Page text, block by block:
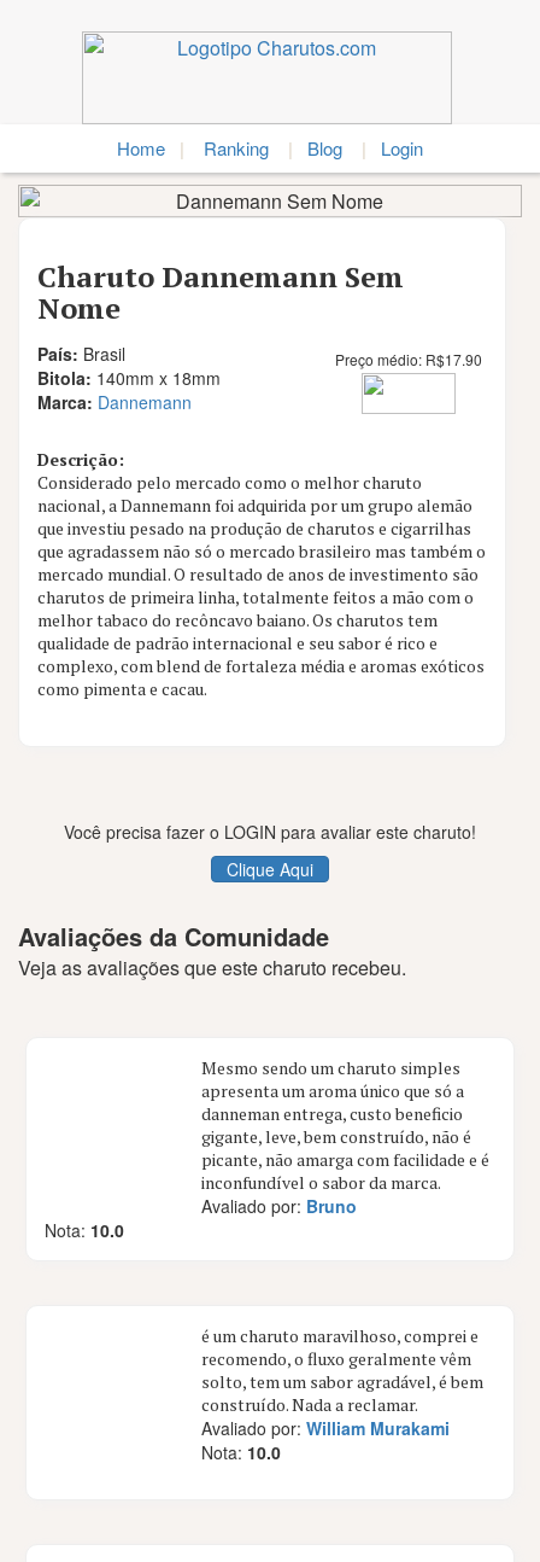
Home | Ranking | Blog | Login
Nota
8.3
133 aval.
Charuto Dannemann Sem
Nome
País: Brasil
Bitola: 140mm x 18mm
Marca: Dannemann
Preço médio: R$17.90
Descrição:
Considerado pelo mercado como o melhor charuto
nacional, a Dannemann foi adquirida por um grupo alemão
que investiu pesado na produção de charutos e cigarrilhas
que agradassem não só o mercado brasileiro mas também o
mercado mundial. O resultado de anos de investimento são
charutos de primeira linha, totalmente feitos a mão com o
melhor tabaco do recôncavo baiano. Os charutos tem
qualidade de padrão internacional e seu sabor é rico e
complexo, com blend de fortaleza média e aromas exóticos
como pimenta e cacau.
Você precisa fazer o LOGIN para avaliar este charuto!
Clique Aqui
Avaliações da Comunidade
Veja as avaliações que este charuto recebeu.
Mesmo sendo um charuto simples
apresenta um aroma único que só a
danneman entrega, custo beneficio
gigante, leve, bem construído, não é
picante, não amarga com facilidade e é
inconfundível o sabor da marca.
Avaliado por: Bruno
Nota: 10.0
é um charuto maravilhoso, comprei e
recomendo, o fluxo geralmente vêm
solto, tem um sabor agradável, é bem
construído. Nada a reclamar.
Avaliado por:William Murakami
Nota: 10.0